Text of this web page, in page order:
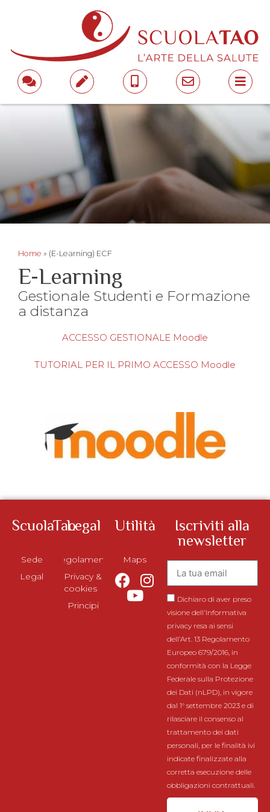
Home » (E-Learning) ECF
E-Learning
Gestionale Studenti e Formazione
a distanza
ACCESSO GESTIONALE Moodle
TUTORIAL PER IL PRIMO ACCESSO Moodle
ScuolaTao
Sede
Legal
Legal
Regolamento
Privacy &
cookies
Principi
Utilità
Maps
Iscriviti alla
newsletter
Dichiaro di aver preso
visione dell'Informativa
privacy resa ai sensi
dell’Art. 13 Regolamento
Europeo 679/2016, in
conformità con la Legge
Federale sulla Protezione
dei Dati (nLPD), in vigore
dal 1° settembre 2023 e di
rilasciare il consenso al
trattamento dei dati
personali, per le finalità ivi
indicate finalizzate alla
corretta esecuzione delle
obbligazioni contrattuali.